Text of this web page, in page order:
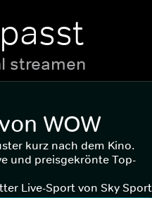
streamen
WOW
kurz nach dem Kino.
und preisgekrönte Top-
Live-Sport von Sky Sport